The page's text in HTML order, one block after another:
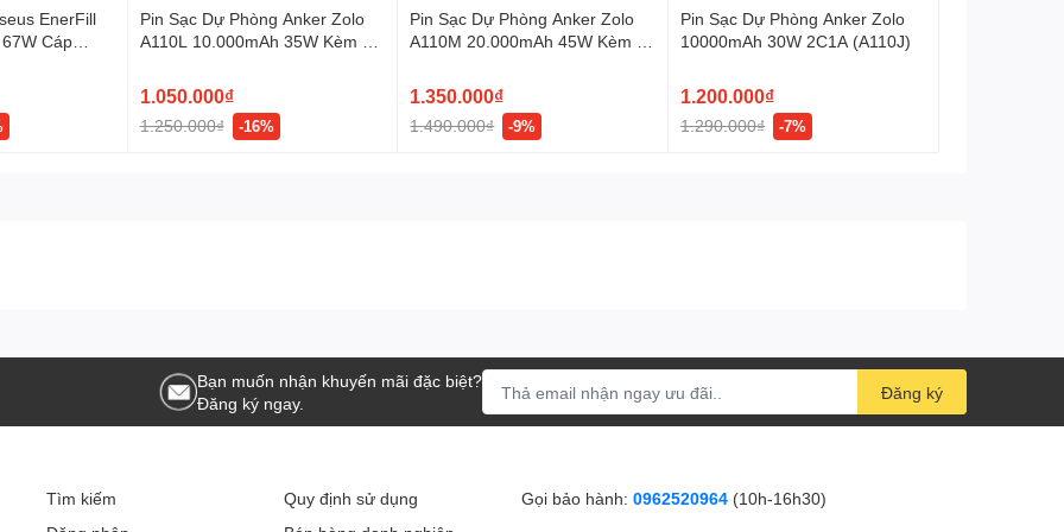
Super Fast Charging
đi công tác.
sử dụng hàng ngày thay vì các dòng pin dung lượng lớn
EnerFill
Cáp
Pin Sạc Dự Phòng Anker Zolo
A110L 10.000mAh 35W Kèm 2
1.050.000₫
1.250.000₫ -16%
Pin Sạc Dự Phòng Anker Zolo
A110M 20.000mAh 45W Kèm 2
1.350.000₫
1.490.000₫ -9%
Pin Sạc Dự Phòng Anker Zolo
10000mAh 30W 2C1A (A110J)
1.200.000₫
1.290.000₫ -7%
Bạn muốn nhận khuyến mãi đặc biệt?
Đăng ký ngay.
Đăng ký
Tìm kiếm
Quy định sử dụng
Gọi bảo hành: 0962520964 (10h-16h30)